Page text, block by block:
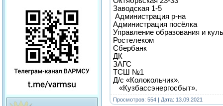
Заводская 1-5
Администрация р-на
Администрация посёлка
Управление образования и
Ростелеком
Сбербанк
ДК
ЗАГС
ТСШ №1
Д/с «Колокольчик».
«Кузбассэнергосбыт».
Просмотров: 554 | Дата: 13.09.2021